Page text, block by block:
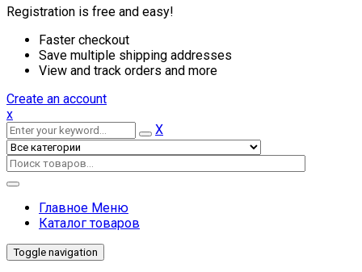
Registration is free and easy!
Faster checkout
Save multiple shipping addresses
View and track orders and more
Create an account
x
X
Главное Меню
Каталог товаров
Toggle navigation